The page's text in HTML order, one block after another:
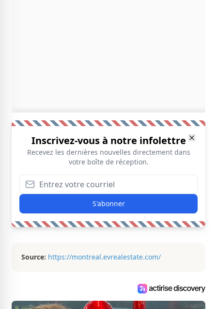
Inscrivez-vous à notre infolettre
Recevez les dernières nouvelles directement dans
votre boîte de réception.
S'abonner
Source: https://montreal.evrealestate.com/